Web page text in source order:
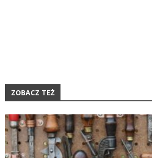
ZOBACZ TEŻ